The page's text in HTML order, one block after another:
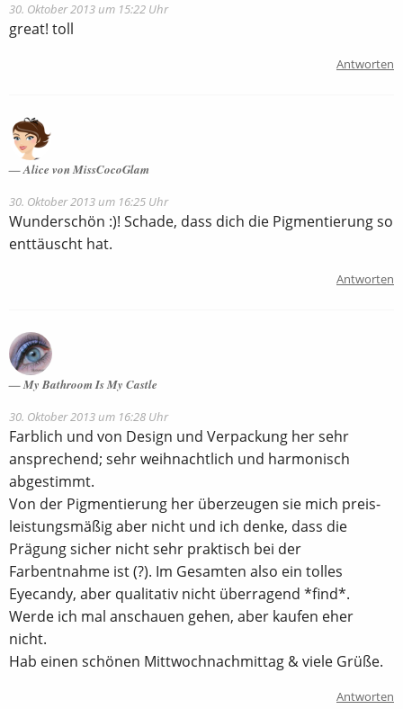
30. Oktober 2013 um 15:22 Uhr
great! toll
Antworten
Alice von MissCocoGlam
30. Oktober 2013 um 16:25 Uhr
Wunderschön :)! Schade, dass dich die Pigmentierung so
enttäuscht hat.
Antworten
My Bathroom Is My Castle
30. Oktober 2013 um 16:28 Uhr
Farblich und von Design und Verpackung her sehr
ansprechend; sehr weihnachtlich und harmonisch
abgestimmt.
Von der Pigmentierung her überzeugen sie mich preis-
leistungsmäßig aber nicht und ich denke, dass die
Prägung sicher nicht sehr praktisch bei der
Farbentnahme ist (?). Im Gesamten also ein tolles
Eyecandy, aber qualitativ nicht überragend *find*.
Werde ich mal anschauen gehen, aber kaufen eher
nicht.
Hab einen schönen Mittwochnachmittag & viele Grüße.
Antworten